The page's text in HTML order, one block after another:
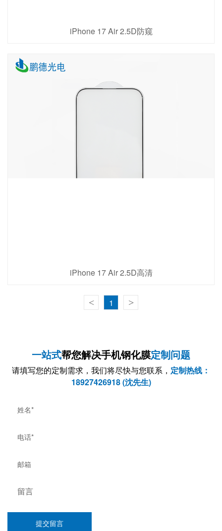
查看详情
iPhone 17 Air 2.5D防窥
查看详情
iPhone 17 Air 2.5D高清
< 1 >
一站式帮您解决手机钢化膜定制问题
请填写您的定制需求，我们将尽快与您联系， 定制热线：
18927426918 (沈先生)
提交留言